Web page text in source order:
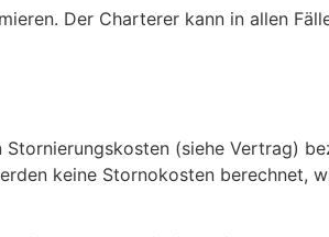
Der Charterer kann in allen
(siehe Vertrag)
keine Stornokosten berechnet,